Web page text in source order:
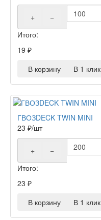
+
−
Итого:
19 ₽
В корзину
В 1 клик
ГВОЗDECK TWIN MINI
23 ₽/шт
+
−
Итого:
23 ₽
В корзину
В 1 клик